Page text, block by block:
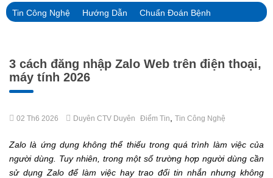
Tin Công Nghệ Hướng Dẫn Chuẩn Đoán Bệnh
3 cách đăng nhập Zalo Web trên điện thoại,
máy tính 2026
02 Th6 2026 Duyên CTV Duyên Điểm Tin Tin Công Nghệ
Zalo là ứng dụng không thể thiếu trong quá trình làm việc của
người dùng. Tuy nhiên, trong một số trường hợp người dùng cần
sử dụng Zalo để làm việc hay trao đổi tin nhắn nhưng không